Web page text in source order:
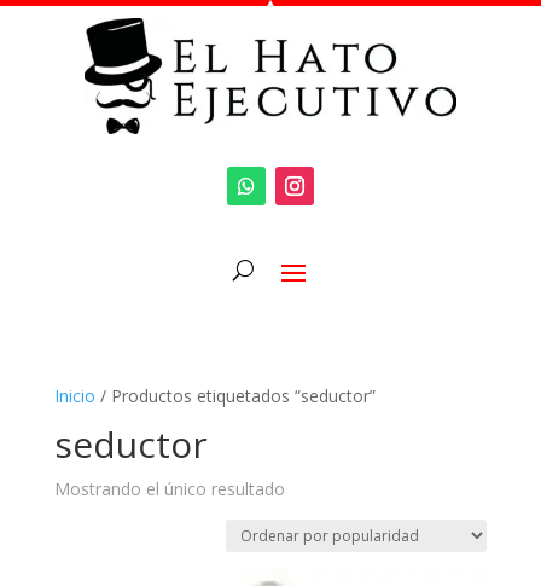
Inicio / Productos etiquetados “seductor”
seductor
Mostrando el único resultado